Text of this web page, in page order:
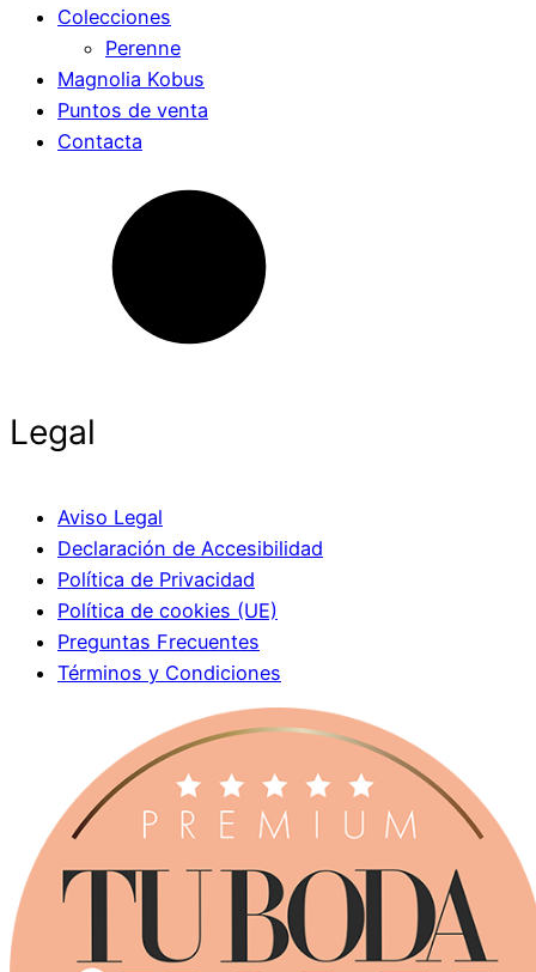
Colecciones
Perenne
Magnolia Kobus
Puntos de venta
Contacta
Legal
Aviso Legal
Declaración de Accesibilidad
Política de Privacidad
Política de cookies (UE)
Preguntas Frecuentes
Términos y Condiciones